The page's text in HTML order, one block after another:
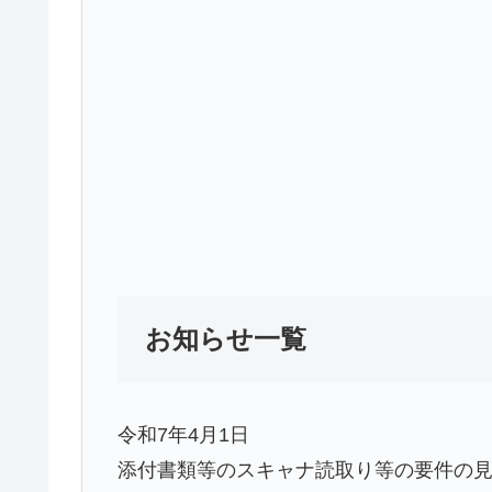
お知らせ一覧
令和7年4月1日
添付書類等のスキャナ読取り等の要件の